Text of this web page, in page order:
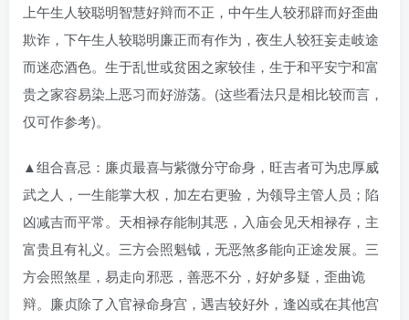
上午生人较聪明智慧好辩而不正，中午生人较邪辟而好歪曲
欺诈，下午生人较聪明廉正而有作为，夜生人较狂妄走岐途
而迷恋酒色。生于乱世或贫困之家较佳，生于和平安宁和富
贵之家容易染上恶习而好游荡。(这些看法只是相比较而言，
仅可作参考)。
▲组合喜忌：廉贞最喜与紫微分守命身，旺吉者可为忠厚威
武之人，一生能掌大权，加左右更验，为领导主管人员；陷
凶减吉而平常。天相禄存能制其恶，入庙会见天相禄存，主
富贵且有礼义。三方会照魁钺，无恶煞多能向正途发展。三
方会照煞星，易走向邪恶，善恶不分，好妒多疑，歪曲诡
辩。廉贞除了入官禄命身宫，遇吉较好外，逢凶或在其他宫